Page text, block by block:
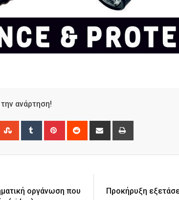
ανάρτηση!
StumbleUpon
Tumblr Pinterest Reddit
Share
οργάνωση που
Προκήρυξη